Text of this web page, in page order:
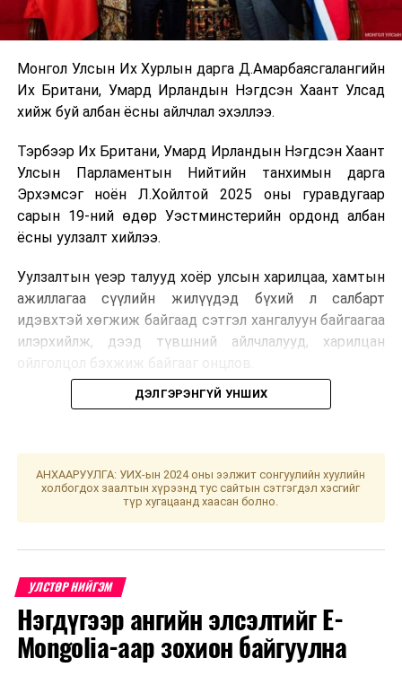
Монгол Улсын Их Хурлын дарга Д.Амарбаясгалангийн
Их Британи, Умард Ирландын Нэгдсэн Хаант Улсад
хийж буй албан ёсны айлчлал эхэллээ.
Тэрбээр Их Британи, Умард Ирландын Нэгдсэн Хаант
Улсын Парламентын Нийтийн танхимын дарга
Эрхэмсэг ноён Л.Хойлтой 2025 оны гуравдугаар
сарын 19-ний өдөр Уэстминстерийн ордонд албан
ёсны уулзалт хийлээ.
Уулзалтын үеэр талууд хоёр улсын харилцаа, хамтын
ажиллагаа сүүлийн жилүүдэд бүхий л салбарт
идэвхтэй хөгжиж байгаад сэтгэл хангалуун байгаагаа
илэрхийлж, дээд түвшний айлчлалууд, харилцан
газар болон Парламентын бүлэг хоорондын
харилцааг идэвхжүүлэх талаар дэлгэрэнгүй санал
шинээр байгуулагдсан Улсын Их Хурлын тавьж буй
зорилт, парламентын засаглалыг бэхжүүлэх
чиглэлээр хэрэгжүүлж буй “Гурван төгөлдөршил”
бодлого болон Монгол Улсын эдийн засгийг
ДЭЛГЭРЭНГҮЙ УНШИХ
АНХААРУУЛГА: УИХ-ын 2024 оны ээлжит сонгуулийн хуулийн
холбогдох заалтын хүрээнд тус сайтын сэтгэгдэл хэсгийг
түр хугацаанд хаасан болно.
УЛСТӨР НИЙГЭМ
Нэгдүгээр ангийн элсэлтийг E-
Mongolia-аар зохион байгуулна